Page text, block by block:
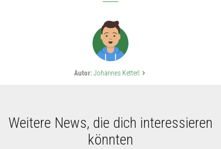
Autor: Johannes Ketterl keyboard_arrow_right
Weitere News, die dich interessieren
könnten